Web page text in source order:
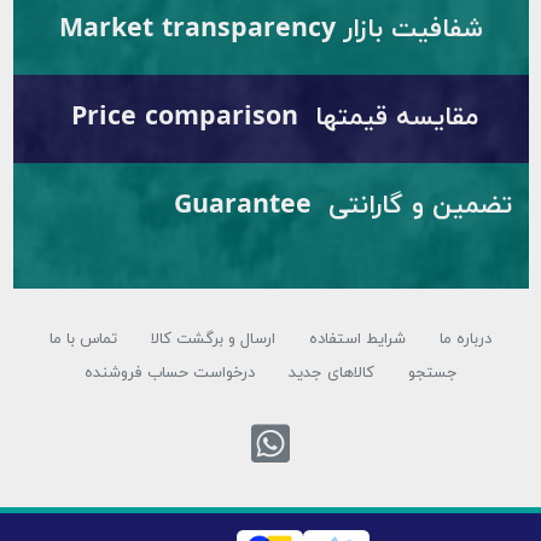
شفافیت بازار Market transparency
مقایسه قیمتها Price comparison
تضمین و گارانتی Guarantee
شرایط استفاده ارسال و برگشت کالا
تماس با ما
کالاهای جدید درخواست حساب فروشنده
تماس با واتس اپ